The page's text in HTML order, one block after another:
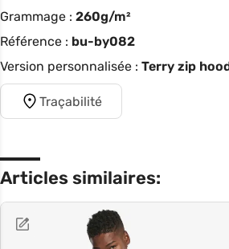
Grammage : 260g/m²
Référence : bu-by082
Version personnalisée : Terry zip
Traçabilité
Articles similaires: